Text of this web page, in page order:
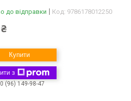
до відправки Код: 9786178012250
Купити
з
(96) 149-98-47